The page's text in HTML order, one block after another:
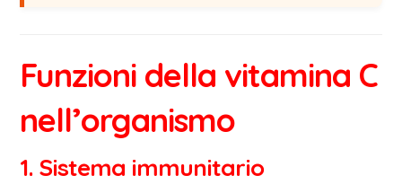
Funzioni della vitamina C
nell’organismo
1. Sistema immunitario